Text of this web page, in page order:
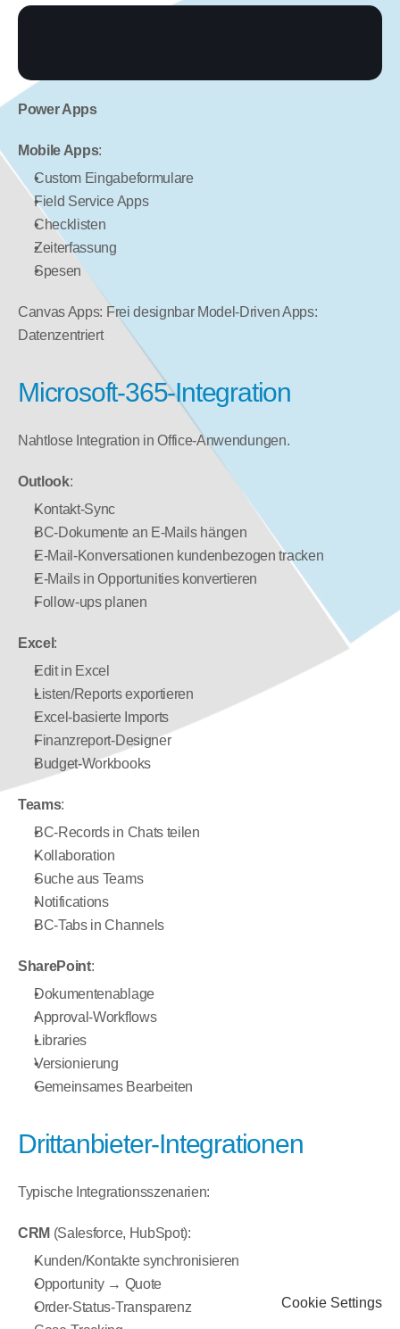
Power Apps
Mobile Apps:
Custom Eingabeformulare
Field Service Apps
Checklisten
Zeiterfassung
Spesen
Canvas Apps: Frei designbar Model-Driven Apps:
Datenzentriert
Microsoft-365-Integration
Nahtlose Integration in Office-Anwendungen.
Outlook:
Kontakt-Sync
BC-Dokumente an E-Mails hängen
E-Mail-Konversationen kundenbezogen tracken
E-Mails in Opportunities konvertieren
Follow-ups planen
Excel :
Edit in Excel
Listen/Reports exportieren
Excel-basierte Imports
Finanzreport-Designer
Budget-Workbooks
Teams:
BC-Records in Chats teilen
Kollaboration
Suche aus Teams
Notifications
BC-Tabs in Channels
SharePoint:
Dokumentenablage
Approval-Workflows
Libraries
Versionierung
Gemeinsames Bearbeiten
Drittanbieter-Integrationen
Typische Integrationsszenarien:
CRM (Salesforce, HubSpot):
Kunden/Kontakte synchronisieren
Opportunity → Quote
Order-Status-Transparenz
Cookie Settings